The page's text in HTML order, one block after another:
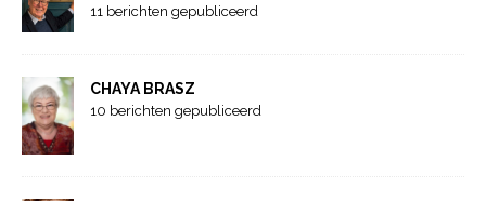
11 berichten gepubliceerd
CHAYA BRASZ
10 berichten gepubliceerd